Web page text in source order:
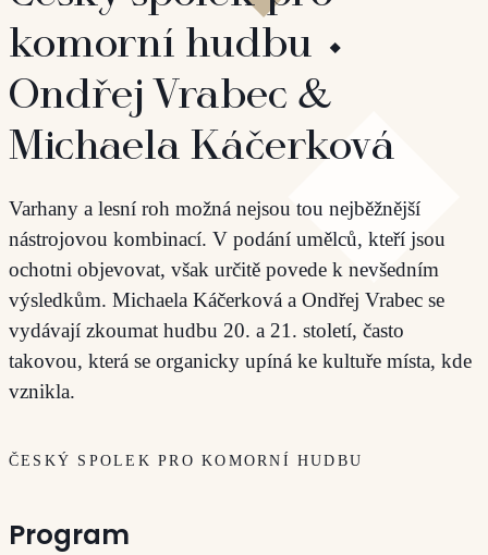
komorní hudbu ⬩
Ondřej Vrabec &
Michaela Káčerková
Varhany a lesní roh možná nejsou tou nejběžnější
nástrojovou kombinací. V podání umělců, kteří jsou
ochotni objevovat, však určitě povede k nevšedním
výsledkům. Michaela Káčerková a Ondřej Vrabec se
vydávají zkoumat hudbu 20. a 21. století, často
takovou, která se organicky upíná ke kultuře místa, kde
vznikla.
ČESKÝ SPOLEK PRO KOMORNÍ HUDBU
Program